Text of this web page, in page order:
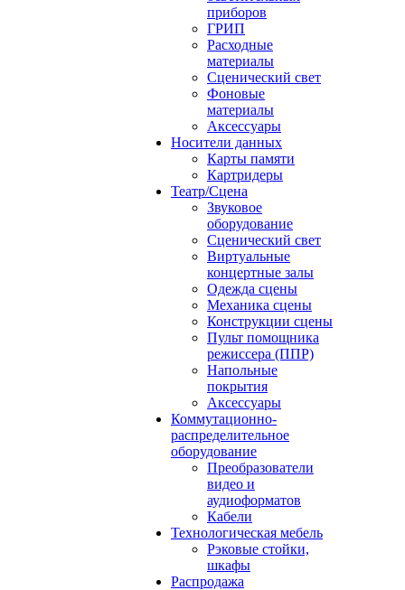
приборов
ГРИП
Расходные
материалы
Сценический свет
Фоновые
материалы
Аксессуары
Носители данных
Карты памяти
Картридеры
Театр/Сцена
Звуковое
оборудование
Сценический свет
Виртуальные
концертные залы
Одежда сцены
Механика сцены
Конструкции сцены
Пульт помощника
режиссера (ППР)
Напольные
покрытия
Аксессуары
Коммутационно-
распределительное
оборудование
Преобразователи
видео и
аудиоформатов
Кабели
Технологическая мебель
Рэковые стойки,
шкафы
Распродажа